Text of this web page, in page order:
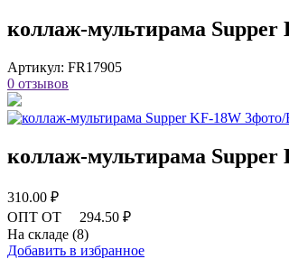
коллаж-мультирама
Артикул: FR17905
0 отзывов
коллаж-мультирама
310.00 ₽
ОПТ ОТ
294.50 ₽
На складе (8)
Добавить в избранное